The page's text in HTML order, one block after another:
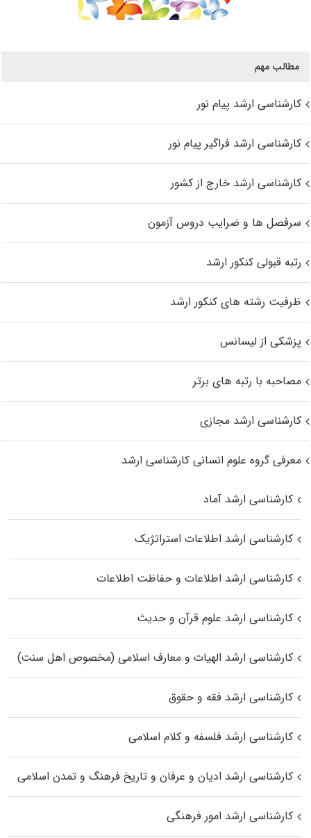
مطالب مهم
کارشناسی ارشد پیام نور
کارشناسی ارشد فراگیر پیام نور
کارشناسی ارشد خارج از کشور
سرفصل ها و ضرایب دروس آزمون
رتبه قبولی کنکور ارشد
ظرفیت رشته های کنکور ارشد
پزشکی از لیسانس
مصاحبه با رتبه های برتر
کارشناسی ارشد مجازی
معرفی گروه علوم انسانی کارشناسی ارشد
کارشناسی ارشد آماد
کارشناسی ارشد اطلاعات استراتژیک
کارشناسی ارشد اطلاعات و حفاظت اطلاعات
کارشناسی ارشد علوم قرآن و حدیث
کارشناسی ارشد الهیات و معارف اسلامی (مخصوص اهل سنت)
کارشناسی ارشد فقه و حقوق
کارشناسی ارشد فلسفه و کلام اسلامی
کارشناسی ارشد ادیان و عرفان و تاریخ فرهنگ و تمدن اسلامی
کارشناسی ارشد امور فرهنگی